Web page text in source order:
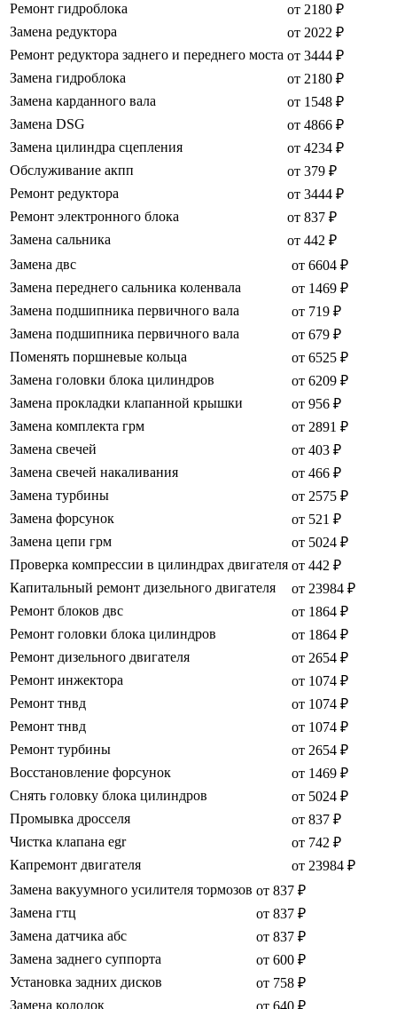
Ремонт гидроблока
от 2180 ₽
Замена редуктора
от 2022 ₽
Ремонт редуктора заднего и переднего моста от 3444 ₽
Замена гидроблока
от 2180 ₽
Замена карданного вала
от 1548 ₽
Замена DSG
от 4866 ₽
Замена цилиндра сцепления
от 4234 ₽
Обслуживание акпп
от 379 ₽
Ремонт редуктора
от 3444 ₽
Ремонт электронного блока
от 837 ₽
Замена сальника
от 442 ₽
Замена двс
от 6604 ₽
Замена переднего сальника коленвала
от 1469 ₽
Замена подшипника первичного вала
от 719 ₽
Замена подшипника первичного вала
от 679 ₽
Поменять поршневые кольца
от 6525 ₽
Замена головки блока цилиндров
от 6209 ₽
Замена прокладки клапанной крышки
от 956 ₽
Замена комплекта грм
от 2891 ₽
Замена свечей
от 403 ₽
Замена свечей накаливания
от 466 ₽
Замена турбины
от 2575 ₽
Замена форсунок
от 521 ₽
Замена цепи грм
от 5024 ₽
Проверка компрессии в цилиндрах двигателя от 442 ₽
Капитальный ремонт дизельного двигателя
от 23984 ₽
Ремонт блоков двс
от 1864 ₽
Ремонт головки блока цилиндров
от 1864 ₽
Ремонт дизельного двигателя
от 2654 ₽
Ремонт инжектора
от 1074 ₽
Ремонт тнвд
от 1074 ₽
Ремонт тнвд
от 1074 ₽
Ремонт турбины
от 2654 ₽
Восстановление форсунок
от 1469 ₽
Снять головку блока цилиндров
от 5024 ₽
Промывка дросселя
от 837 ₽
Чистка клапана egr
от 742 ₽
Капремонт двигателя
от 23984 ₽
Замена вакуумного усилителя тормозов от 837 ₽
Замена гтц
от 837 ₽
Замена датчика абс
от 837 ₽
Замена заднего суппорта
от 600 ₽
Установка задних дисков
от 758 ₽
Замена колодок